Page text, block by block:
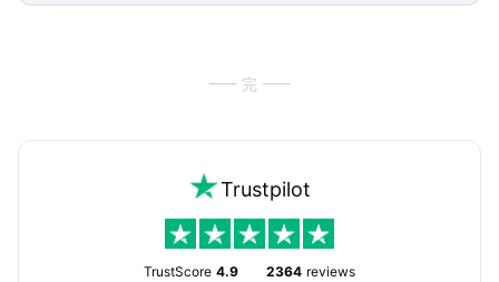
完
Trustpilot
TrustScore 4.9 2364 reviews